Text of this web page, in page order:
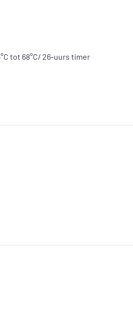
tot 68°C/ 26-uurs timer